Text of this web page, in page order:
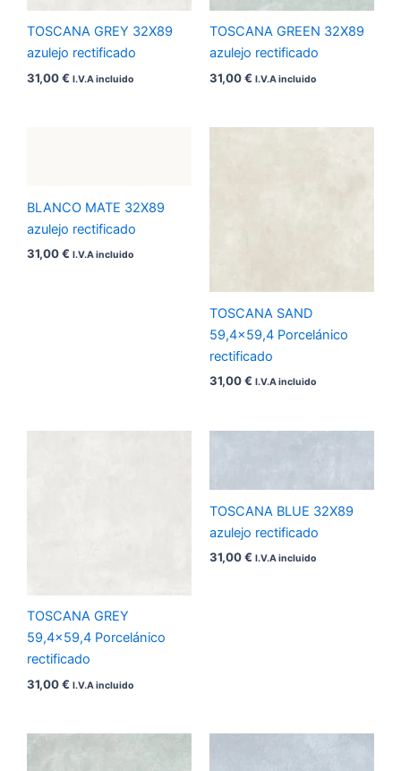
TOSCANA GREY 32X89
azulejo rectificado
31,00€ I.V.A incluido
TOSCANA GREEN 32X89
azulejo rectificado
31,00€ I.V.A incluido
BLANCO MATE 32X89
azulejo rectificado
31,00€ I.V.A incluido
TOSCANA SAND
59,4×59,4 Porcelánico
rectificado
31,00€ I.V.A incluido
TOSCANA GREY
59,4×59,4 Porcelánico
rectificado
31,00€ I.V.A incluido
TOSCANA BLUE 32X89
azulejo rectificado
31,00€ I.V.A incluido